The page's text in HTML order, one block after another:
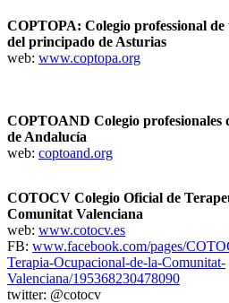
COPTOPA: Colegio professional de
del principado de Asturias
web: www.coptopa.org
COPTOAND Colegio profesionales
de Andalucía
web: coptoand.org
COTOCV Colegio Oficial de
Comunitat Valenciana
web: www.cotocv.es
FB: www.facebook.com/pages/
Terapia-Ocupacional-de-la-Comunitat-
Valenciana/195368230478090
twitter: @cotocv